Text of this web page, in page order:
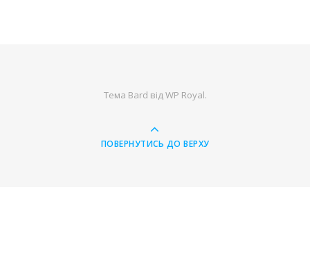
Тема Bard відWP Royal.
ПОВЕРНУТИСЬ ДО ВЕРХУ